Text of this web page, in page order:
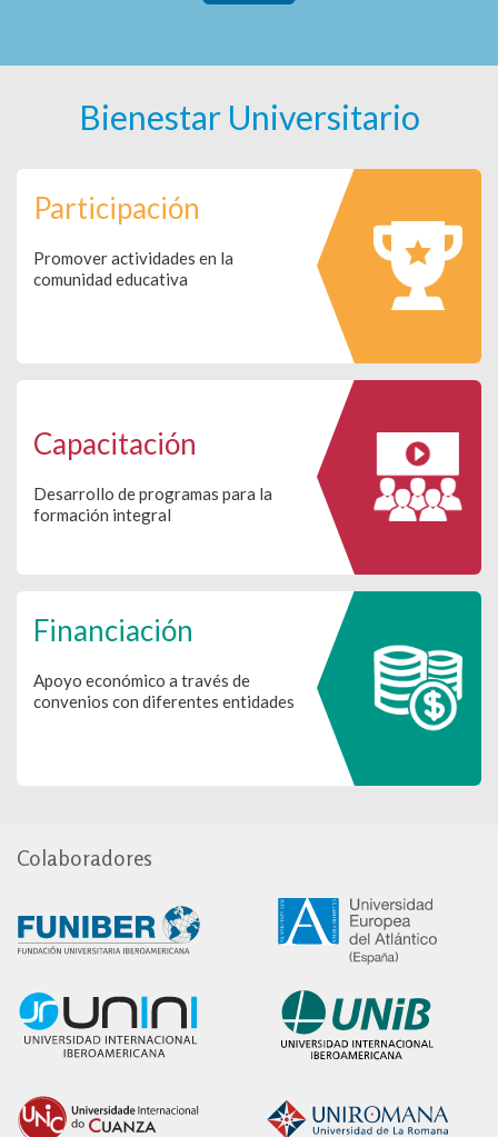
Bienestar Universitario
Participación
Promover actividades en la
comunidad educativa
Capacitación
Desarrollo de programas para la
formación integral
Financiación
Apoyo económico a través de
convenios con diferentes entidades
Colaboradores